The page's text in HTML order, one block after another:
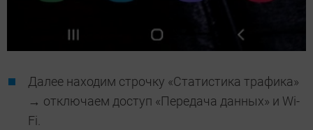
Далее находим строчку «Статистика трафика»
→ отключаем доступ «Передача данных» и Wi-
Fi.